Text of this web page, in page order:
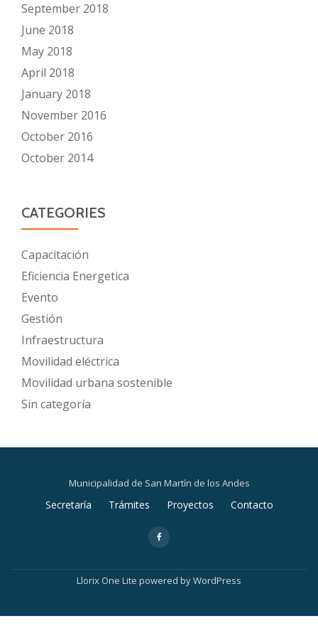
September 2018
June 2018
May 2018
April 2018
January 2018
November 2016
October 2016
October 2014
CATEGORIES
Capacitación
Eficiencia Energetica
Evento
Gestión
Infraestructura
Movilidad eléctrica
Movilidad urbana sostenible
Sin categoría
Municipalidad de San Martín de los Andes
Secondary
Secretaría Trámites Proyectos Contacto
fa-
facebook
Llorix One Lite powered byWordPress